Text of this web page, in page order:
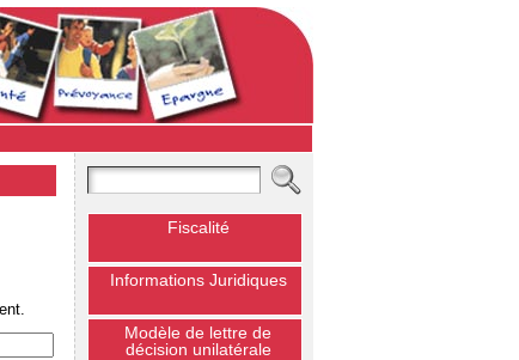
Fiscalité
Informations Juridiques
Modèle de lettre de
décision unilatérale